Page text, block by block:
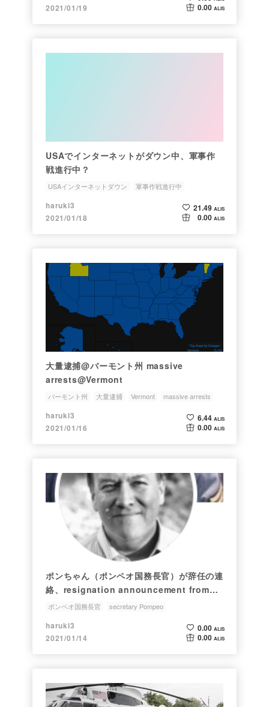
2021/01/19
0.00 ALIS
USAでインターネットがダウン中、軍事作
戦進行中？
USAインターネットダウン
軍事作戦進行中
トランプ大統領
haruki3
2021/01/18
21.49 ALIS
0.00 ALIS
大量逮捕@バーモント州 massive
arrests@Vermont
バーモント州 大量逮捕 Vermont
massive arrests
President Trump
haruki3
2021/01/16
6.44 ALIS
0.00 ALIS
ポンちゃん（ポンペオ国務長官）が辞任の連
絡、resignation announcement from
Secretary Pompeo at U.S. Department
account, future Vice President
Pompeo ?
ポンペオ国務長官
secretary Pompeo
Pompeo private account
Vice President Pompeo
haruki3
2021/01/14
0.00 ALIS
0.00 ALIS